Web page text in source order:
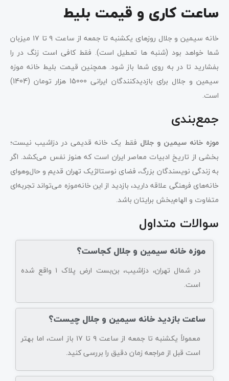
ساعت کاری و قیمت بلیط
خانه سیمین و جلال روزهای یکشنبه تا جمعه از ساعت ۹ تا ۱۷ میزبان
شما خواهد بود (شنبه ها تعطیل است). فقط کافی است زنگ در را
بفشارید تا در به روی شما باز شود. همچنین قیمت بلیط خانه موزه
سیمین و جلال برای بازدیدکنندگان ایرانی 15000 هزار تومان (1404)
است.
جمع‌بندی
موزه خانه سیمین و جلال فقط یک خانه قدیمی در دزاشیب نیست؛
بخشی از تاریخ ادبیات معاصر ایران است که هنوز نفس می‌کشد. اگر
به زندگی نویسندگان بزرگ، فضای نوستالژیک تهران قدیم و حال‌وهوای
خانه‌های فرهنگی علاقه دارید، بازدید از این خانه‌موزه می‌تواند تجربه‌ای
متفاوت و الهام‌بخش برایتان باشد.
سوالات متداول
موزه خانه سیمین و جلال کجاست؟
در شمال تهران، دزاشیب، بن‌بست ارض پلاک ۱ واقع شده
است.
ساعت بازدید خانه سیمین و جلال چیست؟
معمولاً یکشنبه تا جمعه از ساعت ۹ تا ۱۷ باز است، اما بهتر
است قبل از مراجعه زمان دقیق را بررسی کنید.